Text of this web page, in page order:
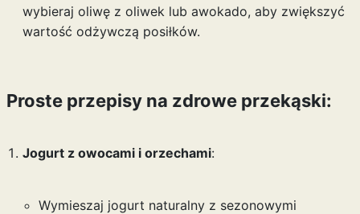
wybieraj oliwę z oliwek lub awokado, aby zwiększyć
wartość odżywczą posiłków.
Proste przepisy na zdrowe przekąski:
Jogurt z owocami i orzechami:
Wymieszaj jogurt naturalny z sezonowymi